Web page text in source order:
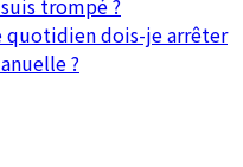
trompé ?
quotidien dois-je arrêter
?